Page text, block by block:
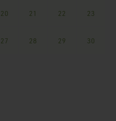
20 21 22 23
27 28 29 30